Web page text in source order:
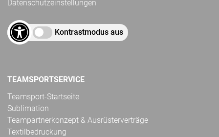
Datenschutzeinstellungen
Kontrastmodus aus
TEAMSPORTSERVICE
Teamsport-Startseite
Sublimation
Teampartnerkonzept & Ausrüsterverträge
Textilbedruckung